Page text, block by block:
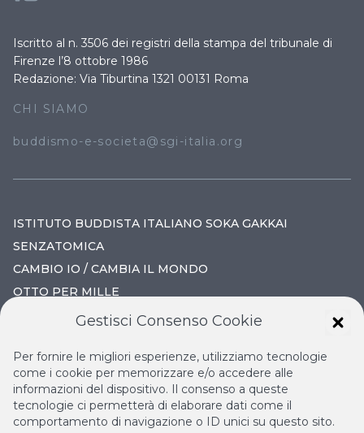
Iscritto al n. 3506 dei registri della stampa del tribunale di
Firenze l’8 ottobre 1986
Redazione: Via Tiburtina 1321 00131 Roma
CHI SIAMO
buddismo-e-societa@sgi-italia.org
ISTITUTO BUDDISTA ITALIANO SOKA GAKKAI
SENZATOMICA
CAMBIO IO / CAMBIA IL MONDO
OTTO PER MILLE
IL VOLO CONTINUO
LA BIBLIOTECA DI NICHIREN
ESPERIA
Gestisci Consenso Cookie
Per fornire le migliori esperienze, utilizziamo tecnologie
come i cookie per memorizzare e/o accedere alle
informazioni del dispositivo. Il consenso a queste
tecnologie ci permetterà di elaborare dati come il
comportamento di navigazione o ID unici su questo sito.